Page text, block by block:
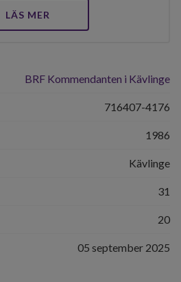
LÄS MER
BRF Kommendanten i Kävlinge
716407-4176
1986
Kävlinge
31
20
05 september 2025